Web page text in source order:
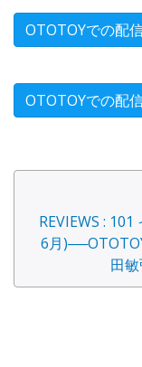
OTOTOYでの配
OTOTOYでの配
REVIEWS :
6月
田